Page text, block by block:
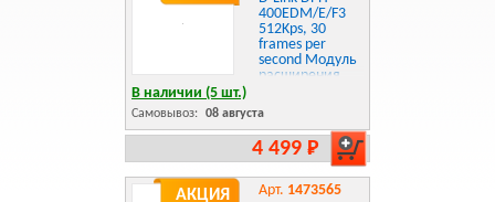
400EDM/E/F3
512Kps, 30
frames per
second Модуль
расширения
В наличии (5 шт.)
Самовывоз: 08 августа
4 499 Р
АКЦИЯ Арт. 1473565